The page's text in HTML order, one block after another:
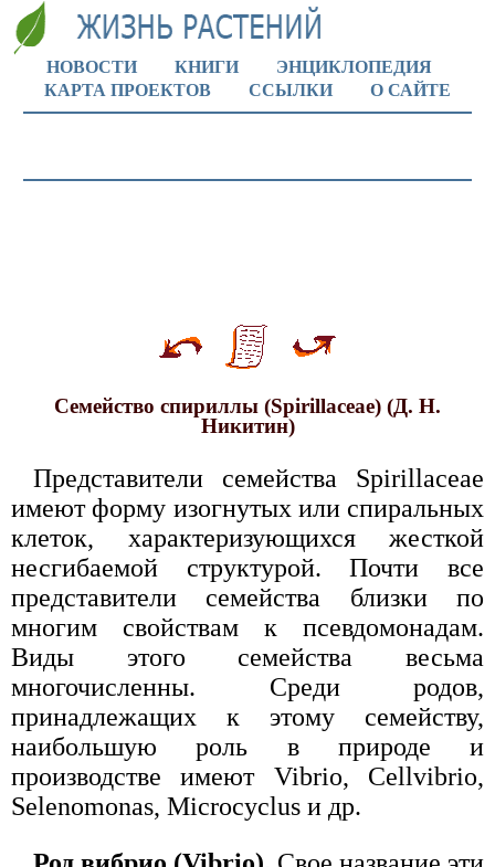
НОВОСТИ КНИГИ
ЭНЦИКЛОПЕДИЯ
КАРТА ПРОЕКТОВ
ССЫЛКИ О САЙТЕ
Семейство спириллы (Spirillасеае) (Д. Н.
Никитин)
Представители семейства Spirillaceae
имеют форму изогнутых или спиральных
клеток, характеризующихся жесткой
несгибаемой структурой. Почти все
представители семейства близки по
многим свойствам к псевдомонадам.
Виды этого семейства весьма
многочисленны. Среди родов,
принадлежащих к этому семейству,
наибольшую роль в природе и
производстве имеют Vibrio, Cellvibrio,
Selenomonas, Microcyclus и др.